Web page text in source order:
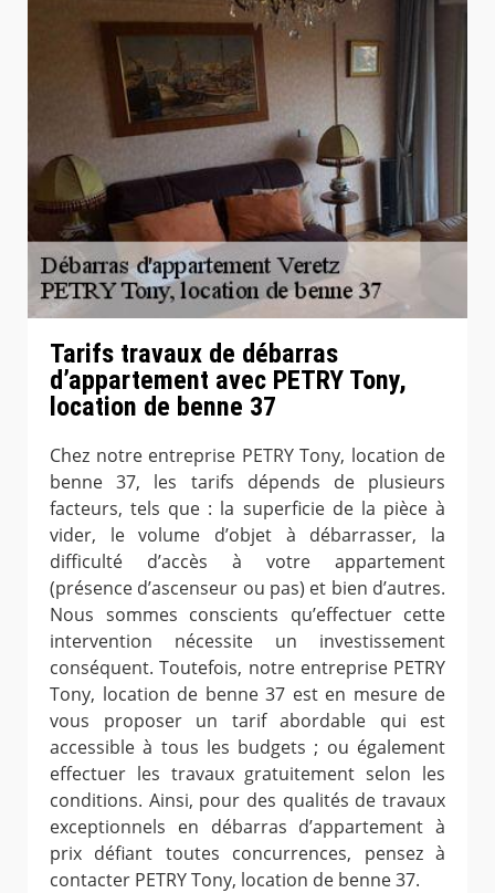
Tarifs travaux de débarras
d’appartement avec PETRY Tony,
location de benne 37
Chez notre entreprise PETRY Tony, location de
benne 37, les tarifs dépends de plusieurs
facteurs, tels que : la superficie de la pièce à
vider, le volume d’objet à débarrasser, la
difficulté d’accès à votre appartement
(présence d’ascenseur ou pas) et bien d’autres.
Nous sommes conscients qu’effectuer cette
intervention nécessite un investissement
conséquent. Toutefois, notre entreprise PETRY
Tony, location de benne 37 est en mesure de
vous proposer un tarif abordable qui est
accessible à tous les budgets ; ou également
effectuer les travaux gratuitement selon les
conditions. Ainsi, pour des qualités de travaux
exceptionnels en débarras d’appartement à
prix défiant toutes concurrences, pensez à
contacter PETRY Tony, location de benne 37.